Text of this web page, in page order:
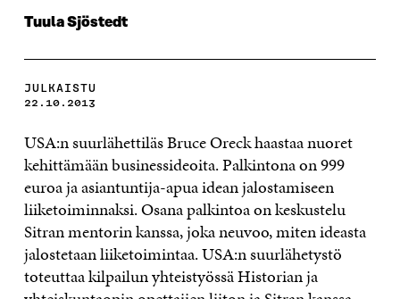
Tuula Sjöstedt
JULKAISTU
22.10.2013
USA:n suurlähettiläs Bruce Oreck haastaa nuoret
kehittämään businessideoita. Palkintona on 999
euroa ja asiantuntija-apua idean jalostamiseen
liiketoiminnaksi. Osana palkintoa on keskustelu
Sitran mentorin kanssa, joka neuvoo, miten ideasta
jalostetaan liiketoimintaa. USA:n suurlähetystö
toteuttaa kilpailun yhteistyössä Historian ja